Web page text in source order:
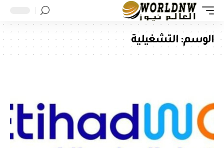
الوسم: التشغيلية